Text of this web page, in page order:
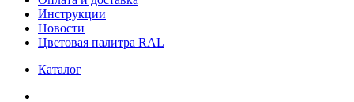
Инструкции
Новости
Цветовая палитра RAL
Каталог